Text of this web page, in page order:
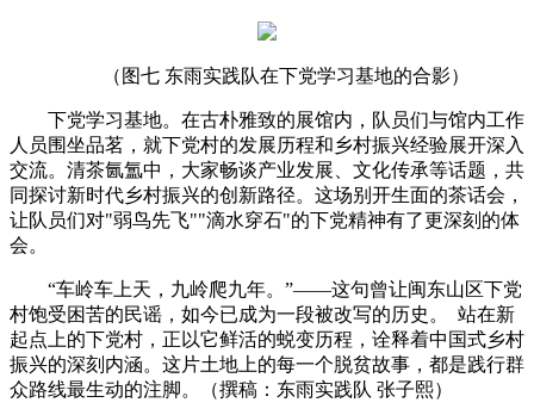
（图七 东雨实践队在下党学习基地的合影）
下党学习基地。在古朴雅致的展馆内，队员们与馆内工作
人员围坐品茗，就下党村的发展历程和乡村振兴经验展开深入
交流。清茶氤氲中，大家畅谈产业发展、文化传承等话题，共
同探讨新时代乡村振兴的创新路径。这场别开生面的茶话会，
让队员们对"弱鸟先飞""滴水穿石"的下党精神有了更深刻的体
会。
“车岭车上天，九岭爬九年。”——这句曾让闽东山区下党
村饱受困苦的民谣，如今已成为一段被改写的历史。 站在新
起点上的下党村，正以它鲜活的蜕变历程，诠释着中国式乡村
振兴的深刻内涵。这片土地上的每一个脱贫故事，都是践行群
众路线最生动的注脚。
（撰稿：东雨实践队 张子熙）